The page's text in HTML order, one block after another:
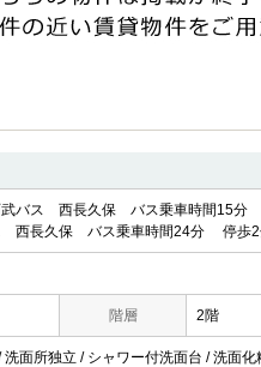
バス 西長久保 バス乗車時間15分
西長久保 バス乗車時間24分 停歩2
階層 2階
面所独立 / シャワー付洗面台 / 洗面